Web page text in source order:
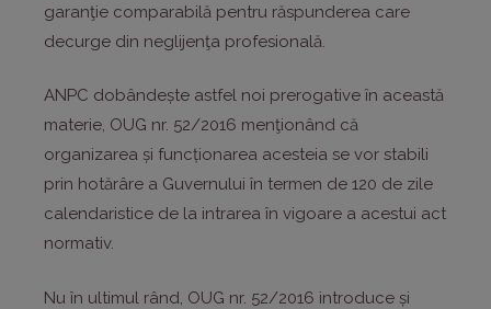
garanţie comparabilă pentru răspunderea care
decurge din neglijenţa profesională.
ANPC dobândește astfel noi prerogative în această
materie, OUG nr. 52/2016 menţionând că
organizarea și funcționarea acesteia se vor stabili
prin hotărâre a Guvernului în termen de 120 de zile
calendaristice de la intrarea în vigoare a acestui act
normativ.
Nu în ultimul rând, OUG nr. 52/2016 introduce și